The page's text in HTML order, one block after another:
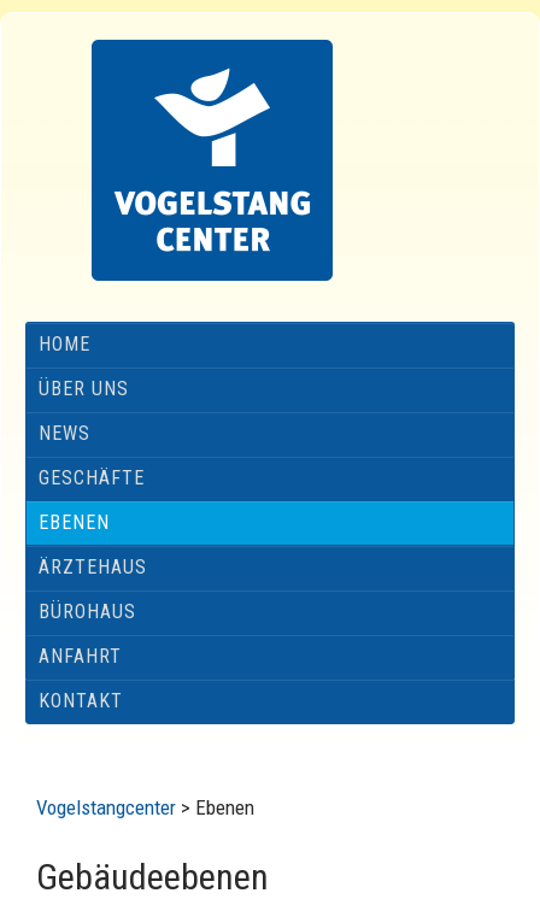
HOME
ÜBER UNS
NEWS
GESCHÄFTE
EBENEN
ÄRZTEHAUS
BÜROHAUS
ANFAHRT
KONTAKT
Vogelstangcenter > Ebenen
Gebäudeebenen